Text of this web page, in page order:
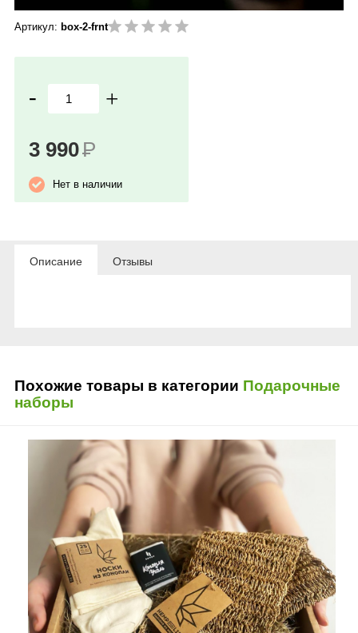
Артикул: box-2-frnt
- +
3 990Р
Нет в наличии
Описание Отзывы
Похожие товары в категории Подарочные
наборы